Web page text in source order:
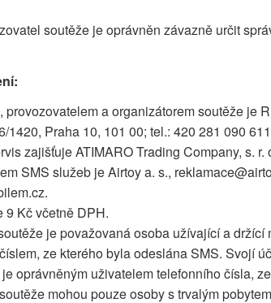
soutěže je oprávněn závazně určit
provozovatelem a organizátorem soutěže je
1420, Praha 10, 101 00; tel.: 420 281 090
zajišťuje ATIMARO Trading Company, s. r.
SMS služeb je Airtoy a. s.,
9 Kč včetně DPH.
je považovaná osoba užívající a držící
ze kterého byla odeslána SMS. Svojí
oprávněným uživatelem telefonního čísla,
mohou pouze osoby s trvalým